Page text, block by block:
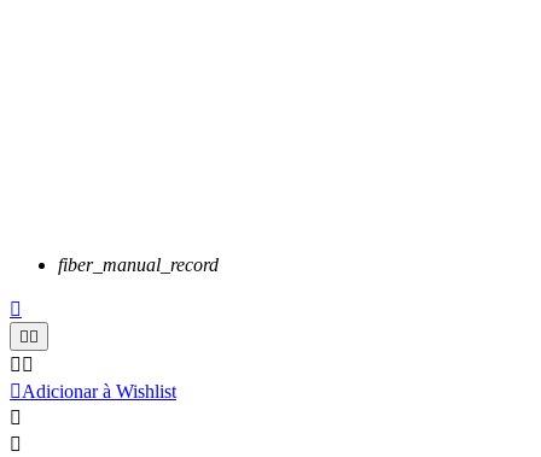
fiber_manual_record

 
 
Adicionar à Wishlist

